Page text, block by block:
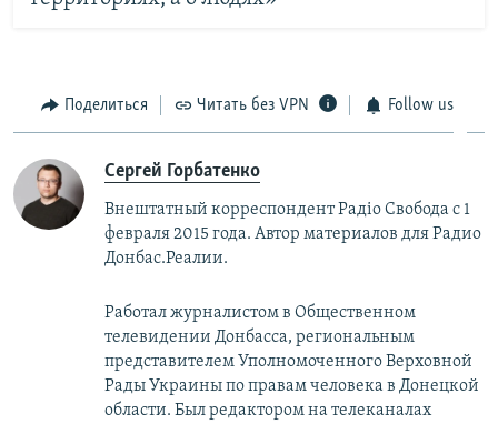
Поделиться Читать без VPN Follow us
Сергей Горбатенко
Внештатный корреспондент Радiо Свобода с 1
февраля 2015 года. Автор материалов для Радио
Донбас.Реалии.
Работал журналистом в Общественном
телевидении Донбасса, региональным
представителем Уполномоченного Верховной
Рады Украины по правам человека в Донецкой
области. Был редактором на телеканалах